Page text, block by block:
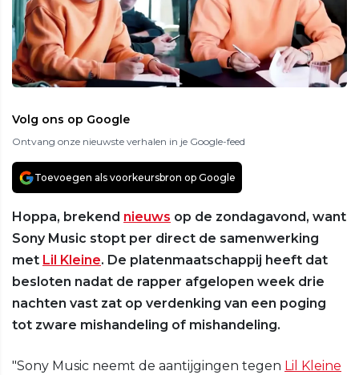
Volg ons op Google
Ontvang onze nieuwste verhalen in je Google-feed
Toevoegen als voorkeursbron op Google
Hoppa, brekend nieuws op de zondagavond, want
Sony Music stopt per direct de samenwerking
met Lil Kleine. De platenmaatschappij heeft dat
besloten nadat de rapper afgelopen week drie
nachten vast zat op verdenking van een poging
tot zware mishandeling of mishandeling.
"Sony Music neemt de aantijgingen tegen Lil Kleine